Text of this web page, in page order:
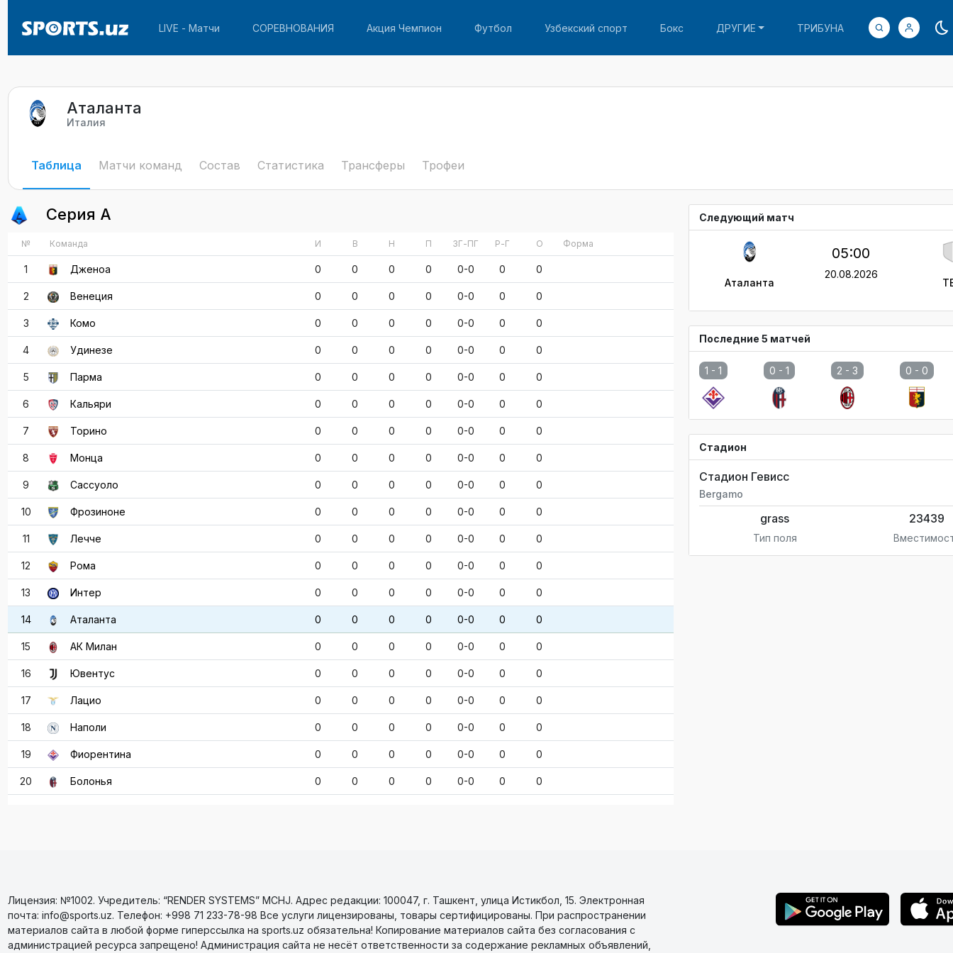
LIVE - Матчи СОРЕВНОВАНИЯ Акция Чемпион Футбол Узбекский спорт Бокс ДРУГИЕ ТРИБУНА
Аталанта
Италия
Таблица Матчи команд Состав Статистика Трансферы Трофеи
Серия А
№ Команда И В Н П ЗГ-ПГ Р-Г О Форма
1 Дженоа 0 0 0 0 0-0 0 0
2 Венеция 0 0 0 0 0-0 0 0
3 Комо 0 0 0 0 0-0 0 0
4 Удинезе 0 0 0 0 0-0 0 0
5 Парма 0 0 0 0 0-0 0 0
6 Кальяри 0 0 0 0 0-0 0 0
7 Торино 0 0 0 0 0-0 0 0
8 Монца 0 0 0 0 0-0 0 0
9 Сассуоло 0 0 0 0 0-0 0 0
10 Фрозиноне 0 0 0 0 0-0 0 0
11 Лечче 0 0 0 0 0-0 0 0
12 Рома 0 0 0 0 0-0 0 0
13 Интер 0 0 0 0 0-0 0 0
14 Аталанта 0 0 0 0 0-0 0 0
15 АК Милан 0 0 0 0 0-0 0 0
16 Ювентус 0 0 0 0 0-0 0 0
17 Лацио 0 0 0 0 0-0 0 0
18 Наполи 0 0 0 0 0-0 0 0
19 Фиорентина 0 0 0 0 0-0 0 0
20 Болонья 0 0 0 0 0-0 0 0
Следующий матч
Аталанта
05:00
20.08.2026
Последние 5 матчей
1 - 1 0 - 1 2 - 3 0 - 0
Стадион
Стадион Гевисс
Bergamo
grass
Тип поля
23439
Лицензия: №1002. Учредитель: “RENDER SYSTEMS” MCHJ. Адрес редакции: 100047, г. Ташкент, улица Истикбол, 15. Электронная
почта: info@sports.uz. Телефон: +998 71 233-78-98 Все услуги лицензированы, товары сертифицированы. При распространении
материалов сайта в любой форме гиперссылка на sports.uz обязательна! Копирование материалов сайта без согласования с
администрацией ресурса запрещено! Администрация сайта не несёт ответственности за содержание рекламных объявлений,